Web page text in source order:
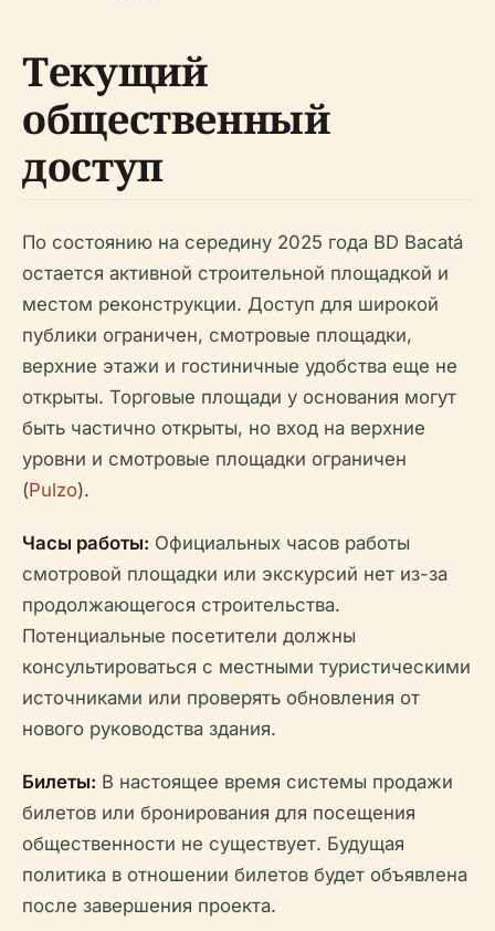
Текущий
общественный
доступ
По состоянию на середину 2025 года BD Bacatá
остается активной строительной площадкой и
местом реконструкции. Доступ для широкой
публики ограничен, смотровые площадки,
верхние этажи и гостиничные удобства еще не
открыты. Торговые площади у основания могут
быть частично открыты, но вход на верхние
уровни и смотровые площадки ограничен
(Pulzo).
Часы работы: Официальных часов работы
смотровой площадки или экскурсий нет из-за
продолжающегося строительства.
Потенциальные посетители должны
консультироваться с местными туристическими
источниками или проверять обновления от
нового руководства здания.
Билеты: В настоящее время системы продажи
билетов или бронирования для посещения
общественности не существует. Будущая
политика в отношении билетов будет объявлена
после завершения проекта.